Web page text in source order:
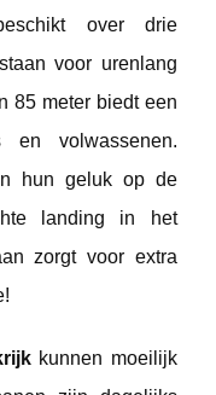
over drie
voor urenlang
85 meter biedt een
en volwassenen.
hun geluk op de
landing in het
zorgt voor extra
kunnen moeilijk